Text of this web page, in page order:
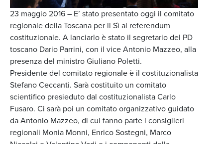
23 maggio 2016 – E’ stato presentato oggi il comitato
regionale della Toscana per il Sì al referendum
costituzionale. A lanciarlo è stato il segretario del PD
toscano Dario Parrini, con il vice Antonio Mazzeo, alla
presenza del ministro Giuliano Poletti.
Presidente del comitato regionale è il costituzionalista
Stefano Ceccanti. Sarà costituito un comitato
scientifico presieduto dal costituzionalista Carlo
Fusaro. Ci sarà poi un comitato organizzativo guidato
da Antonio Mazzeo, di cui fanno parte i consiglieri
regionali Monia Monni, Enrico Sostegni, Marco